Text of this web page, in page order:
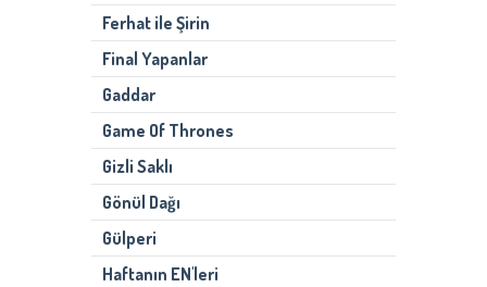
Ferhat ile Şirin
Final Yapanlar
Gaddar
Game Of Thrones
Gizli Saklı
Gönül Dağı
Gülperi
Haftanın EN'leri